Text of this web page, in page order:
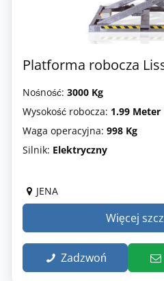
Platforma robocza
Nośność: 3000 Kg
Wysokość robocza: 1.99 Meter
Waga operacyjna: 998 Kg
Silnik: Elektryczny
JENA
Więcej
Zadzwoń